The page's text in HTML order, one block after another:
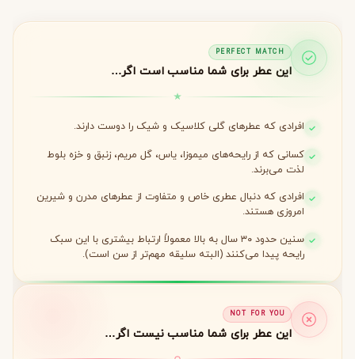
PERFECT MATCH
این عطر برای شما مناسب است اگر…
افرادی که عطرهای گلی کلاسیک و شیک را دوست دارند.
کسانی که از رایحه‌های میموزا، یاس، گل مریم، زنبق و خزه بلوط
لذت می‌برند.
افرادی که دنبال عطری خاص و متفاوت از عطرهای مدرن و شیرین
امروزی هستند.
سنین حدود ۳۰ سال به بالا معمولاً ارتباط بیشتری با این سبک
رایحه پیدا می‌کنند (البته سلیقه مهم‌تر از سن است).
NOT FOR YOU
این عطر برای شما مناسب نیست اگر…